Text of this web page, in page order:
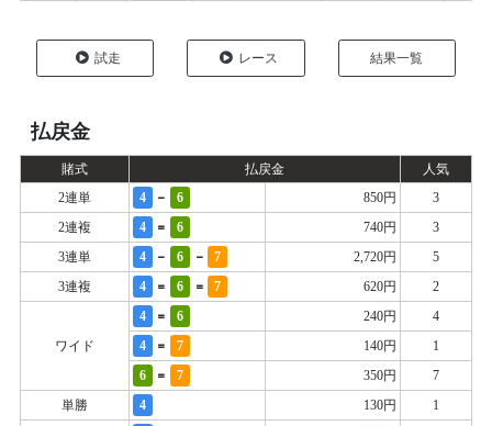
試走 レース 結果一覧
払戻金
賭式 払戻金
人気
2連単
4 - 6 850円
3
2連複
4 = 6 740円
3
3連単
4 - 6 - 7 2,720円
5
3連複
4 = 6 = 7 620円 2
ワイド
4 = 6 240円
4
4
= 7 140円
1
6
= 7 350円
7
単勝
4 130円 1